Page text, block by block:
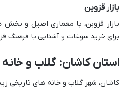
بازار قزوین
بازار قزوین، با معماری اصیل و
برای خرید سوغات و آشنایی با فرهنگ
استان کاشان: گلاب و
کاشان، شهر گلاب و خانه های تاریخی